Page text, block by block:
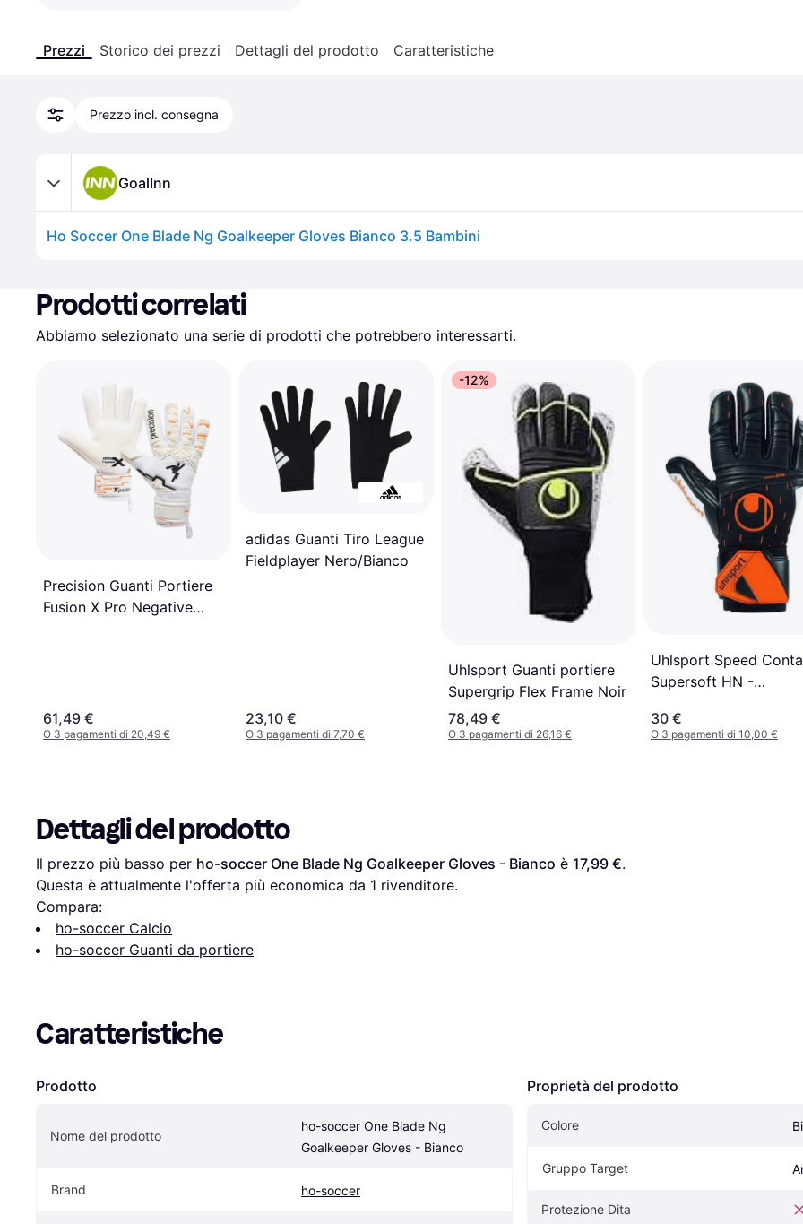
Prezzi Storico dei prezzi Dettagli del prodotto Caratteristiche
Prezzo incl. consegna
GoalInn
Ho Soccer One Blade Ng Goalkeeper Gloves Bianco 3.5 Bambini
Prodotti correlati
Abbiamo selezionato una serie di prodotti che potrebbero interessarti.
Precision Guanti Portiere
Fusion X Pro Negative
61,49 €
O 3 pagamenti di 20,49 €
adidas Guanti Tiro League
Fieldplayer Nero/Bianco
23,10 €
O 3 pagamenti di 7,70 €
-12%
Uhlsport Guanti portiere
Supergrip Flex Frame Noir
78,49 €
O 3 pagamenti di 26,16 €
Uhlsport Speed
Supersoft HN -
30 €
O 3 pagamenti di 10,00 €
Dettagli del prodotto
Il prezzo più basso per ho-soccer One Blade Ng Goalkeeper Gloves - Bianco è 17,99 €.
Questa è attualmente l'offerta più economica da 1 rivenditore.
Compara:
ho-soccer Calcio
ho-soccer Guanti da portiere
Caratteristiche
Prodotto
Nome del prodotto
ho-soccer One Blade Ng
Goalkeeper Gloves - Bianco
Brand ho-soccer
Proprietà del prodotto
Colore
Gruppo Target
Protezione Dita